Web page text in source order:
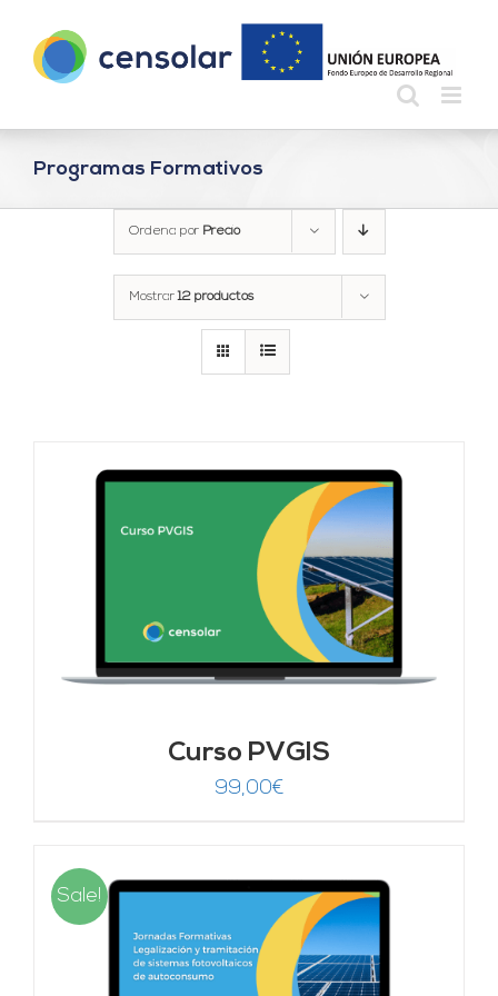
contenido
Programas Formativos
Ordena por Precio
Mostrar12 productos
Curso PVGIS
99,00€
Sale!